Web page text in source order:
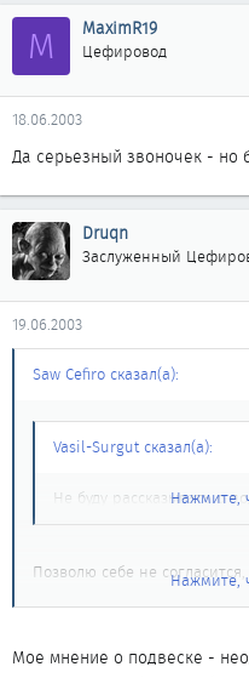
M MaximR19
Цефировод
18.06.2003
Да серьезный звоночек - но
Druqn
Заслуженный
19.06.2003
Saw Cefiro сказал(а):
Vasil-Surgut сказал(а):
Не буду рассказывать о
Нажмите,
Позволю себе не
выходило.
Нажмите,
Мое мнение о подвеске -